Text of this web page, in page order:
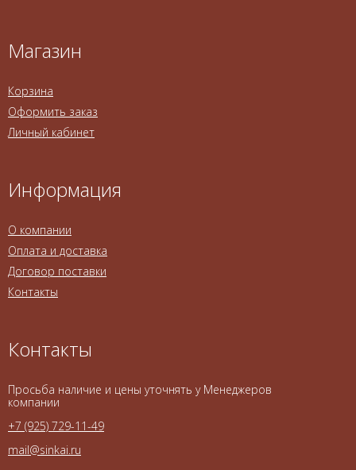
Магазин
Корзина
Оформить заказ
Личный кабинет
Информация
О компании
Оплата и доставка
Договор поставки
Контакты
Контакты
Просьба наличие и цены уточнять у Менеджеров
компании
+7 (925) 729-11-49
mail@sinkai.ru